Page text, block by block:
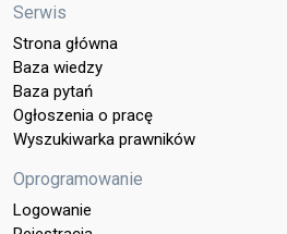
Serwis
Strona główna
Baza wiedzy
Baza pytań
Ogłoszenia o pracę
Wyszukiwarka prawników
Oprogramowanie
Logowanie